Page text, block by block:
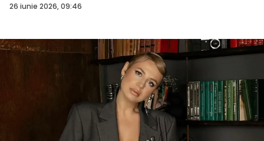
26 iunie 2026, 09:46